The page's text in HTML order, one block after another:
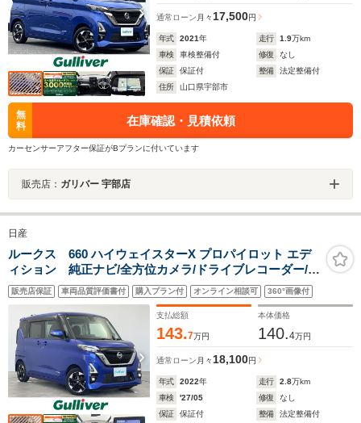
通常ローン 月々 17,500円
年式 2021年 走行 1.9万km
車検
車検整備付 修復
なし
保証
保証付 整備
法定整備付
住所
山口県宇部市
無
料
在庫確認・見積依頼
カーセンサーアフター保証がBプランに付いています
販売店： ガリバー 宇部店
日産
ルークス 660 ハイウェイスターX プロパイロット エデ
ィション 純正ナビ/全方位カメラ/ドライブレコーダー/衝
突軽減ブレーキ/レーンキープアシスト/両側パワースライ
ドドア/フルセグTV/Bluetooth/レーダークルーズコントロ
ール/オートマチックハイビーム/純正フロアマット
販売店保証 車両品質評価書付 購入プラン付 オンライン相談可 360°画像付
支払総額
143.7万円
本体価格
140.4万円
通常ローン 月々18,100円
年式 2022年 走行 2.8万km
車検
'27/05 修復
なし
保証
保証付 整備 法定整備付